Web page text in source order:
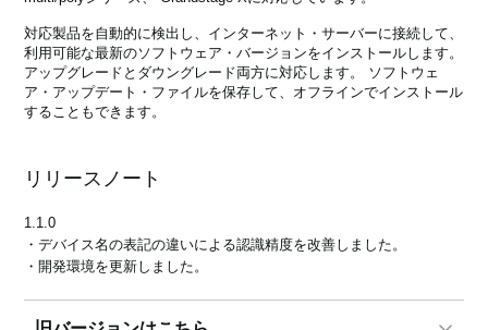
News
Location
対応製品を自動的に検出し、インターネット・サーバーに接続して、
利用可能な最新のソフトウェア・バージョンをインストールします。
アップグレードとダウングレード両方に対応します。 ソフトウェ
ア・アップデート・ファイルを保存して、オフラインでインストール
することもできます。
リリースノート
1.1.0
・デバイス名の表記の違いによる認識精度を改善しました。
・開発環境を更新しました。